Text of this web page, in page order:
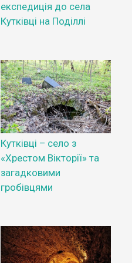
експедиція до села
Кутківці на Поділлі
Кутківці – село з
«Хрестом Вікторії» та
загадковими
гробівцями